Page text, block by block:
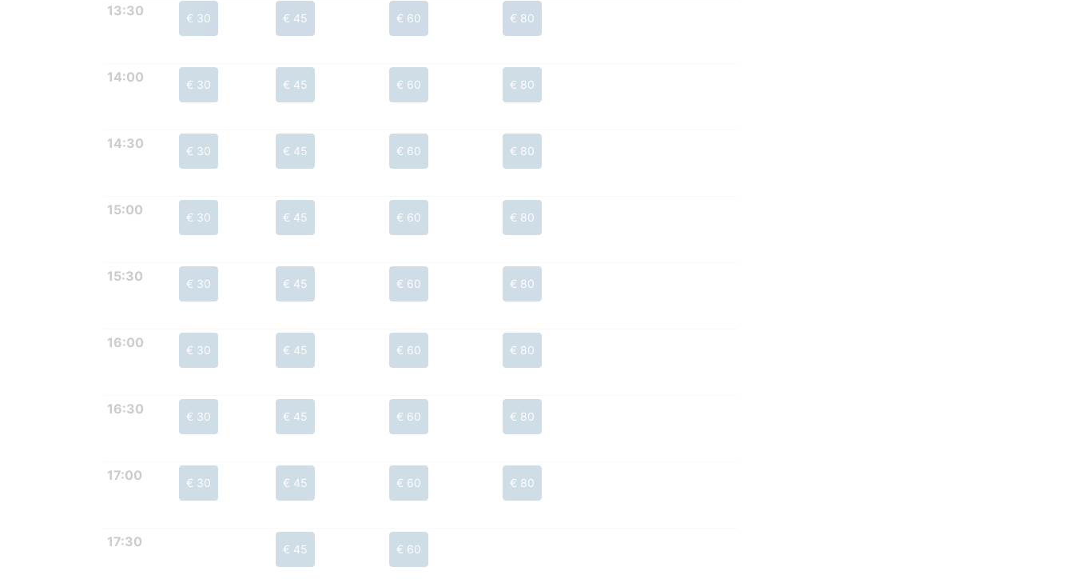
13:30 € 30 € 45 € 60 € 80
14:00 € 30 € 45 € 60 € 80
14:30 € 30 € 45 € 60 € 80
15:00 € 30 € 45 € 60 € 80
15:30 € 30 € 45 € 60 € 80
16:00 € 30 € 45 € 60 € 80
16:30 € 30 € 45 € 60 € 80
17:00 € 30 € 45 € 60 € 80
17:30 € 45 € 60